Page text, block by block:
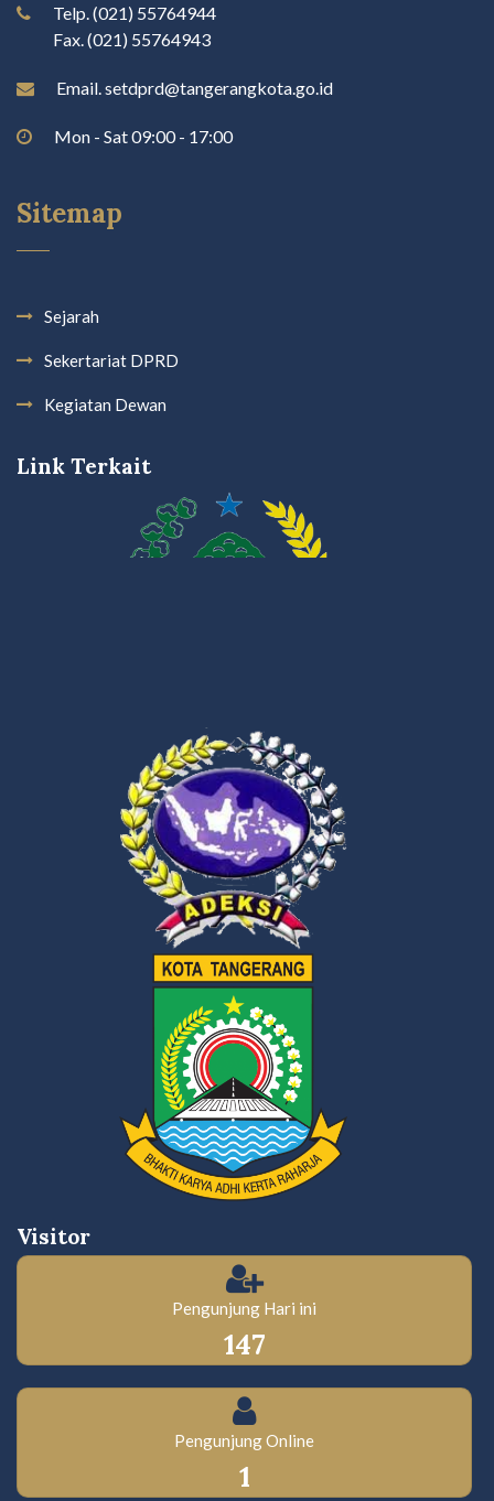
Telp. (021) 55764944
Fax. (021) 55764943
Email. setdprd@tangerangkota.go.id
Mon - Sat 09:00 - 17:00
Sitemap
Sejarah
Sekertariat DPRD
Kegiatan Dewan
Link Terkait
Visitor
Pengunjung Hari ini
147
Pengunjung Online
1